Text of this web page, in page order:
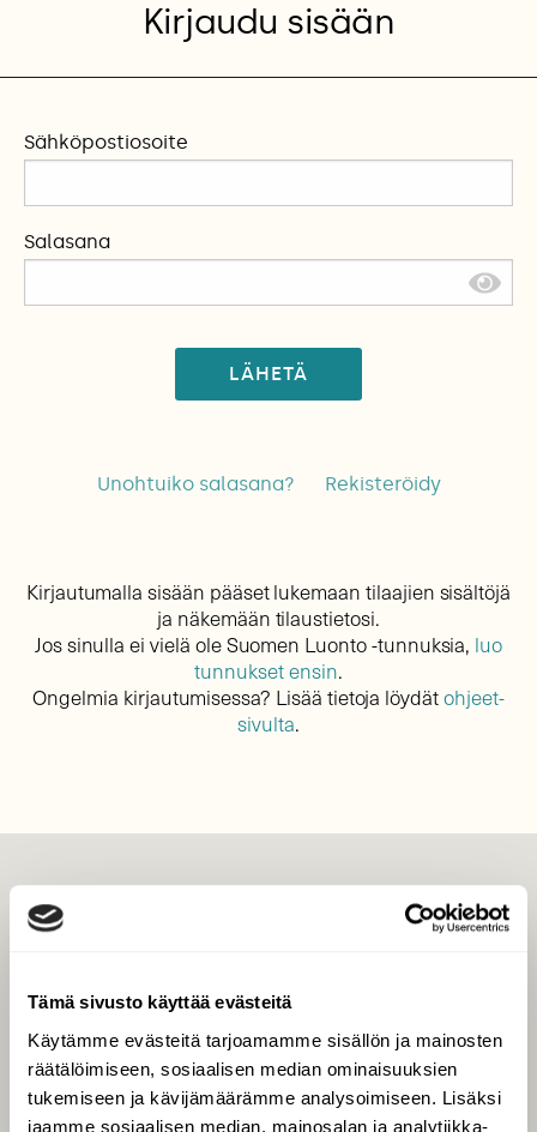
Tämä sivusto käyttää evästeitä
Käytämme evästeitä tarjoamamme sisällön ja mainosten
räätälöimiseen, sosiaalisen median ominaisuuksien
tukemiseen ja kävijämäärämme analysoimiseen. Lisäksi
jaamme sosiaalisen median, mainosalan ja analytiikka-
Kirjaudu sisään
Sähköpostiosoite
Salasana
LÄHETÄ
Unohtuiko salasana? Rekisteröidy
Kirjautumalla sisään pääset lukemaan tilaajien sisältöjä
ja näkemään tilaustietosi.
Jos sinulla ei vielä ole Suomen Luonto -tunnuksia, luo
tunnukset ensin.
Ongelmia kirjautumisessa? Lisää tietoja löydätohjeet-
sivulta.
Tilaa digilukuoikeus
Äänestä parasta juttua
Tilaa uutiskirje